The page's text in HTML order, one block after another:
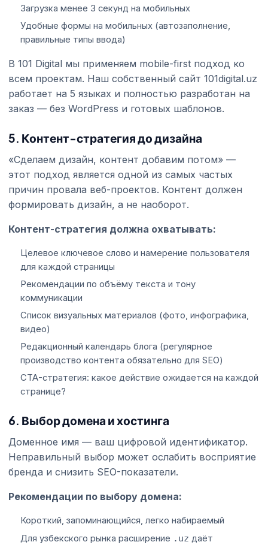
Загрузка менее 3 секунд на мобильных
Удобные формы на мобильных (автозаполнение,
правильные типы ввода)
В 101 Digital мы применяем mobile-first подход ко
всем проектам. Наш собственный сайт 101digital.uz
работает на 5 языках и полностью разработан на
заказ — без WordPress и готовых шаблонов.
5. Контент-стратегия до дизайна
«Сделаем дизайн, контент добавим потом» —
этот подход является одной из самых частых
причин провала веб-проектов. Контент должен
формировать дизайн, а не наоборот.
Контент-стратегия должна охватывать:
Целевое ключевое слово и намерение пользователя
для каждой страницы
Рекомендации по объёму текста и тону
коммуникации
Список визуальных материалов (фото, инфографика,
видео)
Редакционный календарь блога (регулярное
производство контента обязательно для SEO)
CTA-стратегия: какое действие ожидается на каждой
странице?
6. Выбор домена и хостинга
Доменное имя — ваш цифровой идентификатор.
Неправильный выбор может ослабить восприятие
бренда и снизить SEO-показатели.
Рекомендации по выбору домена:
Короткий, запоминающийся, легко набираемый
Для узбекского рынка расширение .uz даёт